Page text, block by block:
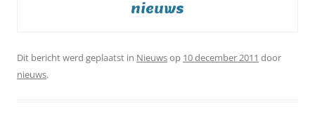
nieuws
Dit bericht werd geplaatst in Nieuwsop 10 december 2011 door
nieuws.